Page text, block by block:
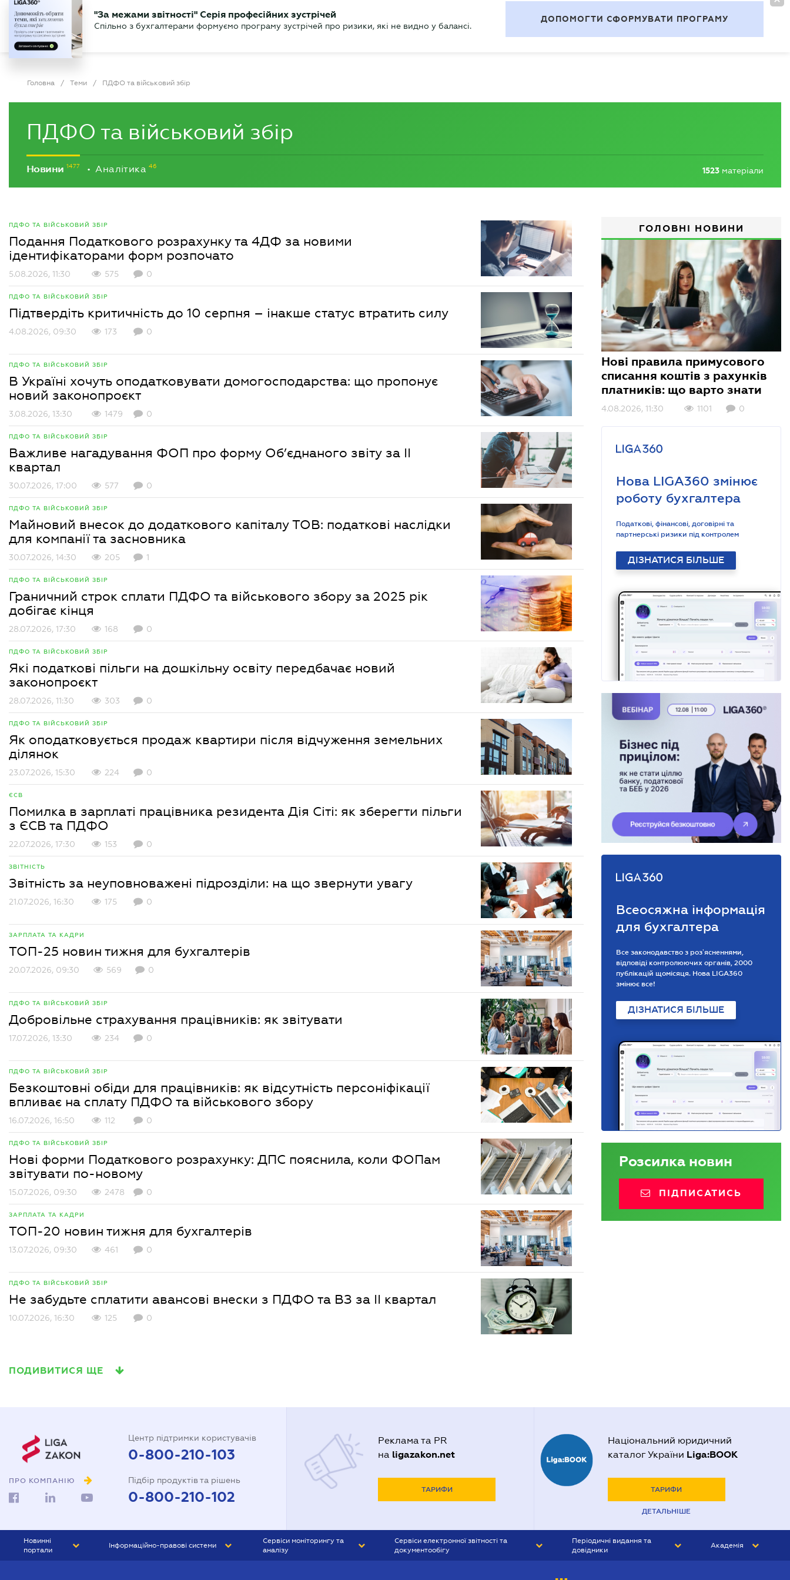
БІЗНЕСУ ЮРИСТУ БУХГАЛТЕРУ
БУХГАЛТЕР.UA Теми
"За межами звітності" Серія професійних зустрічей
Головна / Теми / ПДФО та військовий збір
ПДФО та військовий збір
Новини • Аналітика 1523 матеріали
ПДФО ТА ВІЙСЬКОВИЙ ЗБІР
Подання Податкового розрахунку та 4ДФ за новими
ідентифікаторами форм розпочато
5.08.2026, 11:30 575 0
ПДФО ТА ВІЙСЬКОВИЙ ЗБІР
Підтвердіть критичність до 10 серпня – інакше статус втратить силу
4.08.2026, 09:30 173 0
ПДФО ТА ВІЙСЬКОВИЙ ЗБІР
В Україні хочуть оподатковувати домогосподарства: що пропонує
новий законопроєкт
3.08.2026, 13:30 1479 0
ПДФО ТА ВІЙСЬКОВИЙ ЗБІР
Важливе нагадування ФОП про форму Об’єднаного звіту за ІІ
квартал
30.07.2026, 17:00 577 0
ПДФО ТА ВІЙСЬКОВИЙ ЗБІР
Майновий внесок до додаткового капіталу ТОВ: податкові наслідки
для компанії та засновника
30.07.2026, 14:30 205 1
ПДФО ТА ВІЙСЬКОВИЙ ЗБІР
Граничний строк сплати ПДФО та військового збору за 2025 рік
добігає кінця
28.07.2026, 17:30 168 0
ПДФО ТА ВІЙСЬКОВИЙ ЗБІР
Які податкові пільги на дошкільну освіту передбачає новий
законопроєкт
28.07.2026, 11:30 303 0
ПДФО ТА ВІЙСЬКОВИЙ ЗБІР
Як оподатковується продаж квартири після відчуження земельних
ділянок
23.07.2026, 15:30 224 0
ЄСВ
Помилка в зарплаті працівника резидента Дія Сіті: як зберегти пільги
з ЄСВ та ПДФО
22.07.2026, 17:30 153 0
ЗВІТНІСТЬ
Звітність за неуповноважені підрозділи: на що звернути увагу
21.07.2026, 16:30 175 0
ЗАРПЛАТА ТА КАДРИ
ТОП-25 новин тижня для бухгалтерів
20.07.2026, 09:30 569 0
ПДФО ТА ВІЙСЬКОВИЙ ЗБІР
Добровільне страхування працівників: як звітувати
17.07.2026, 13:30 234 0
ПДФО ТА ВІЙСЬКОВИЙ ЗБІР
Безкоштовні обіди для працівників: як відсутність персоніфікації
впливає на сплату ПДФО та військового збору
16.07.2026, 16:50 112 0
ПДФО ТА ВІЙСЬКОВИЙ ЗБІР
Нові форми Податкового розрахунку: ДПС пояснила, коли ФОПам
звітувати по-новому
15.07.2026, 09:30 2478 0
ЗАРПЛАТА ТА КАДРИ
ТОП-20 новин тижня для бухгалтерів
13.07.2026, 09:30 461 0
ПДФО ТА ВІЙСЬКОВИЙ ЗБІР
Не забудьте сплатити авансові внески з ПДФО та ВЗ за II квартал
10.07.2026, 16:30 125 0
ПОДИВИТИСЯ ЩЕ
ГОЛОВНІ НОВИНИ
Нові правила примусового
списання коштів з рахунків
платників: що варто знати
4.08.2026, 11:30 1101 0
Нова LIGA360 змінює
роботу бухгалтера
Податкові, фінансові, договірні та
партнерські ризики під контролем
ДІЗНАТИСЯ БІЛЬШЕ
Всеосяжна інформація
для бухгалтера
Все законодавство з розʼясненнями,
відповіді контролюючих органів, 2000
публікацій щомісяця. Нова LIGA360
змінює все!
ДІЗНАТИСЯ БІЛЬШЕ
Розсилка новин
ПІДПИСАТИСЬ
ПРО КОМПАНІЮ
Центр підтримки користувачів
0-800-210-103
Підбір продуктів та рішень
0-800-210-102
Реклама та PR
на ligazakon.net
ТАРИФИ
Національний юридичний
каталог України Liga:BOOK
ТАРИФИ
ДЕТАЛЬНІШЕ
Новинні
портали
Інформаційно-правові системи
Сервіси моніторингу та
аналізу
Сервіси електронної звітності та
документообігу
Періодичні видання та
довідники
Академія